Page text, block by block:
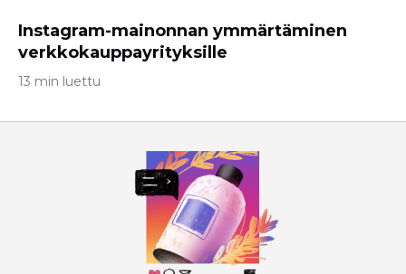
Instagram-mainonnan ymmärtäminen
verkkokauppayrityksille
13 min luettu